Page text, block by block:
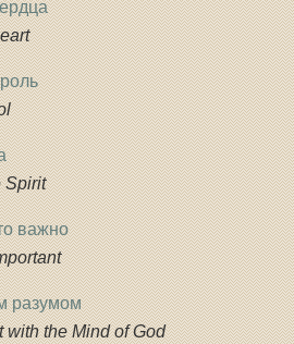
Spirit
важно
разумом
with the Mind of God